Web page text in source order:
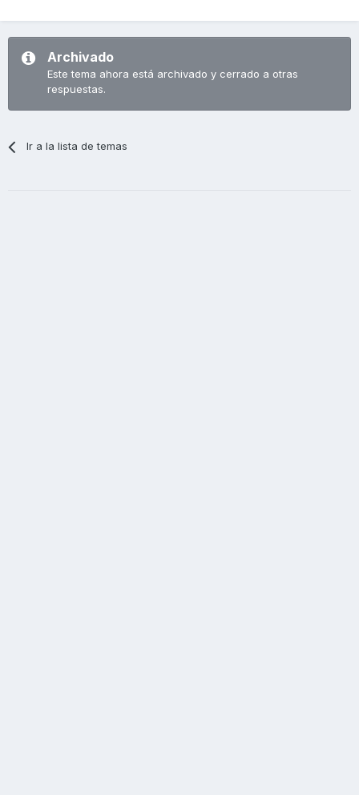
Archivado
Este tema ahora está archivado y cerrado a otras
respuestas.
Ir a la lista de temas